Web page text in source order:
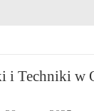
i Techniki w